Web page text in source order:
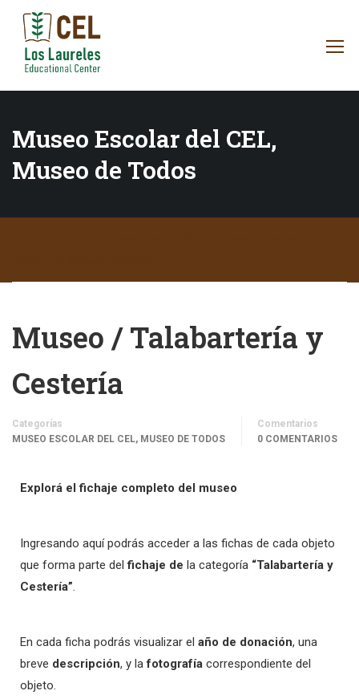
Museo Escolar del CEL,
Museo de Todos
Museo / Talabartería y
Cestería
Categorías
MUSEO ESCOLAR DEL CEL, MUSEO DE TODOS
Comentarios
0 COMENTARIOS
Explorá el fichaje completo del museo
Ingresando aquí podrás acceder a las fichas de cada objeto
que forma parte delfichaje de la categoría “Talabartería y
Cestería”.
En cada ficha podrás visualizar el año de donación, una
breve descripción, y lafotografía correspondiente del
objeto.